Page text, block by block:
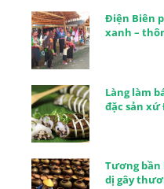
Điện Biên
xanh –
Làng làm
đặc sản xứ
Tương bần
dị gây